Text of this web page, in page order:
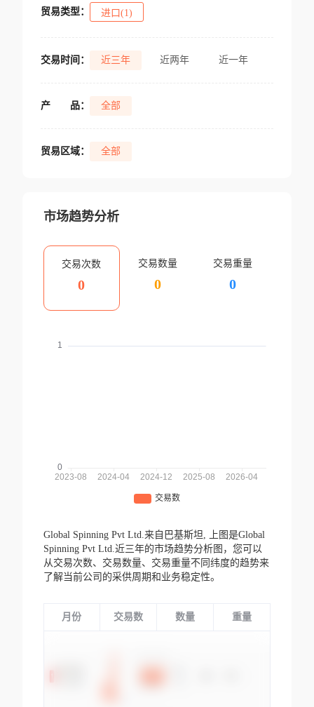
贸易类型： 进口(1)
交易时间： 近三年 近两年 近一年
产 品： 全部
贸易区域： 全部
市场趋势分析
交易次数
0
交易数量
0
交易重量
0
Global Spinning Pvt Ltd.来自巴基斯坦,
上图是Global
Spinning Pvt Ltd.近三年的市场趋势分析图，您可以
从交易次数、交易数量、交易重量不同纬度的趋势来
了解当前公司的采供周期和业务稳定性。
月份 交易数 数量 重量